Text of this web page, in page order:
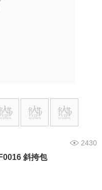
2430
斜挎包